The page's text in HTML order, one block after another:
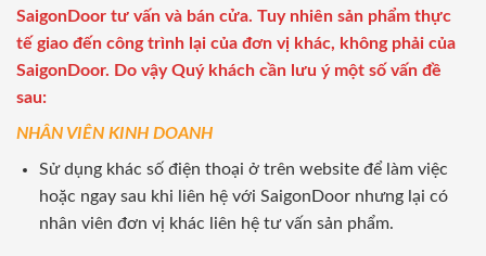
SaigonDoor tư vấn và bán cửa. Tuy nhiên sản phẩm thực
tế giao đến công trình lại của đơn vị khác, không phải của
SaigonDoor. Do vậy Quý khách cần lưu ý một số vấn đề
sau:
NHÂN VIÊN KINH DOANH
Sử dụng khác số điện thoại ở trên website để làm việc
hoặc ngay sau khi liên hệ với SaigonDoor nhưng lại có
nhân viên đơn vị khác liên hệ tư vấn sản phẩm.